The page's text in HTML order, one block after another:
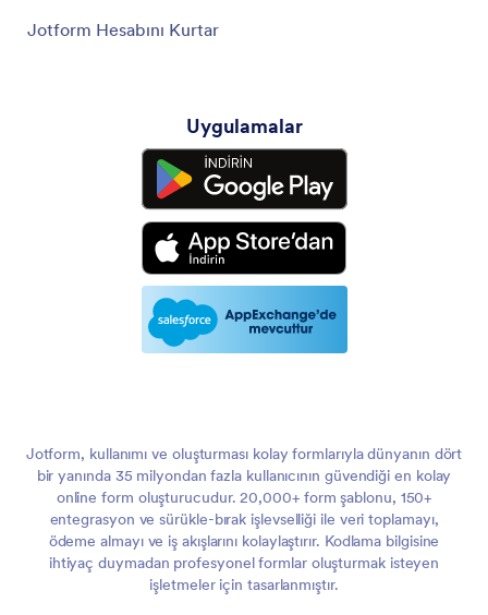
Jotform Hesabını Kurtar
Uygulamalar
Jotform, kullanımı ve oluşturması kolay formlarıyla dünyanın dört
bir yanında 35 milyondan fazla kullanıcının güvendiği en kolay
online form oluşturucudur. 20,000+ form şablonu, 150+
entegrasyon ve sürükle-bırak işlevselliği ile veri toplamayı,
ödeme almayı ve iş akışlarını kolaylaştırır. Kodlama bilgisine
ihtiyaç duymadan profesyonel formlar oluşturmak isteyen
işletmeler için tasarlanmıştır.